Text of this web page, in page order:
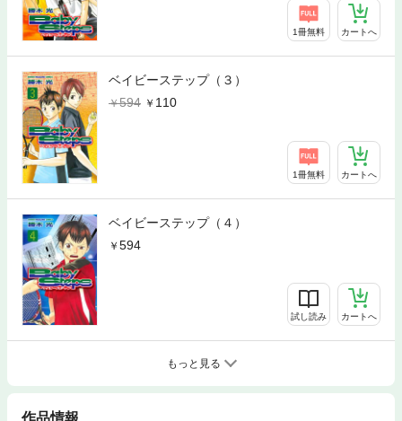
1冊無料 カートへ
ベイビーステップ（３）
594
110
1冊無料 カートへ
ベイビーステップ（４）
594
試し読み カートへ
もっと見る